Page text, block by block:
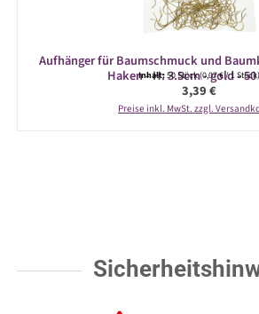
Aufhänger für Baumschmuck und
Haken - H: 3.5cm - gold -
Inhalt:50 Stück(0,07 € / 1 Stück)
Regulärer Preis:
3,39 €
Preise inkl. MwSt. zzgl.